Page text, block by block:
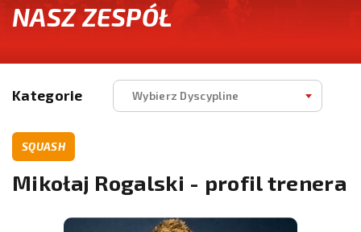
NASZ ZESPÓŁ
Kategorie Wybierz Dyscypline
SQUASH
Mikołaj Rogalski - profil trenera